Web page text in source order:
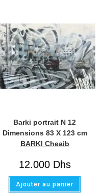
Barki portrait N 12
Dimensions 83 X 123 cm
BARKI Cheaib
12.000Dhs
Ajouter au panier